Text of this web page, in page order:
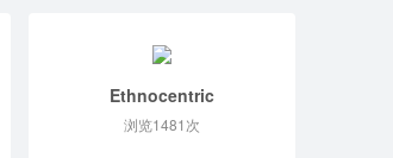
Ethnocentric
浏览1481次